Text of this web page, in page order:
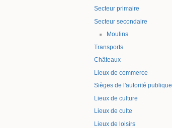
Secteur primaire
Secteur secondaire
Moulins
Transports
Châteaux
Lieux de commerce
Sièges de l'autorité publique
Lieux de culture
Lieux de culte
Lieux de loisirs